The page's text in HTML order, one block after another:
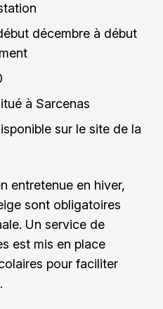
décembre à début
à Sarcenas
sur le site de la
entretenue en hiver,
sont obligatoires
Un service de
est mis en place
pour faciliter